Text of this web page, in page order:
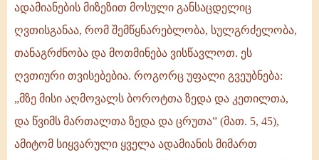
ადამიანების მიზეზით მოსული განსაცდელიც
ღვთისგანაა, რომ შემწყნარებლობა, სულგრძელობა,
თანაგრძნობა და მოთმინება ვისწავლოთ. ეს
ღვთიური თვისებებია. როგორც უფალი გვეუბნება:
„მზე მისი აღმოვალს ბოროტთა ზედა და კეთილთა,
და წვიმს მართალთა ზედა და ცრუთა” (მათ. 5, 45),
ამიტომ სიყვარული ყველა ადამიანის მიმართ